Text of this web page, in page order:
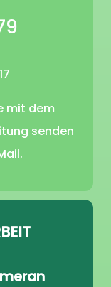
mit dem
senden